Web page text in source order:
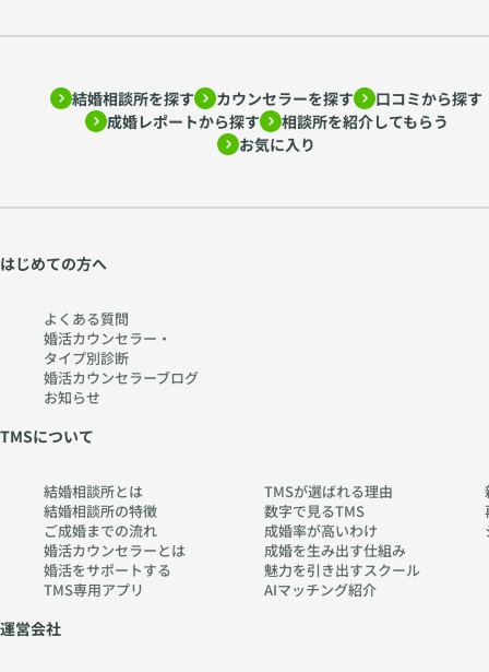
結婚相談所を探す カウンセラーを探す
口コミから探す
成婚レポートから探す
相談所を紹介してもらう
お気に入り
はじめての方へ
よくある質問
婚活カウンセラー・
タイプ別診断
婚活カウンセラーブログ
お知らせ
TMSについて
結婚相談所とは
結婚相談所の特徴
ご成婚までの流れ
婚活カウンセラーとは
婚活をサポートする
TMS専用アプリ
TMSが選ばれる理由
数字で見るTMS
成婚率が高いわけ
成婚を生み出す仕組み
魅力を引き出すスクール
AIマッチング紹介
運営会社